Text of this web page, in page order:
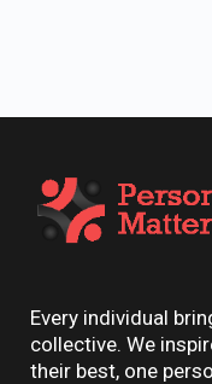
Every individual
collective. We
their best, one